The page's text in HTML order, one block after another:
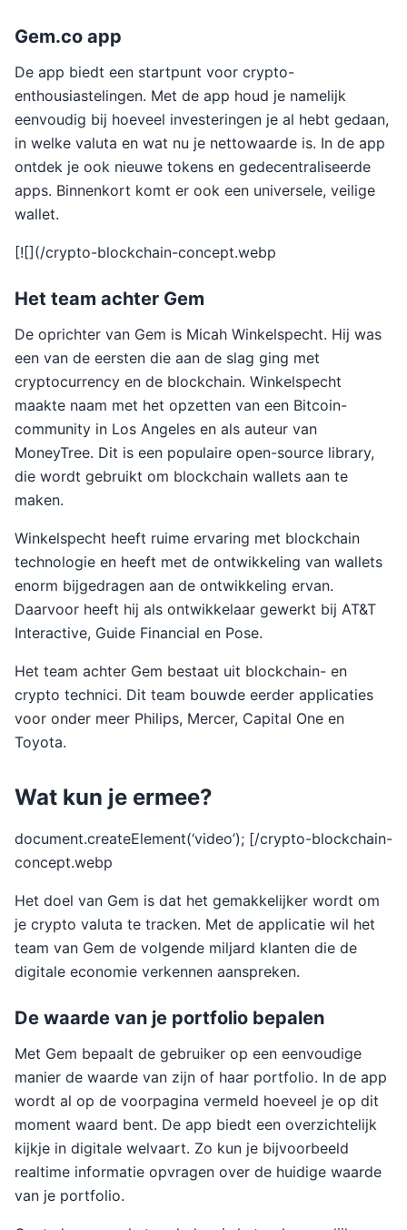
Gem.co app
De app biedt een startpunt voor crypto-
enthousiastelingen. Met de app houd je namelijk
eenvoudig bij hoeveel investeringen je al hebt gedaan,
in welke valuta en wat nu je nettowaarde is. In de app
ontdek je ook nieuwe tokens en gedecentraliseerde
apps. Binnenkort komt er ook een universele, veilige
wallet.
[![](/crypto-blockchain-concept.webp
Het team achter Gem
De oprichter van Gem is Micah Winkelspecht. Hij was
een van de eersten die aan de slag ging met
cryptocurrency en de blockchain. Winkelspecht
maakte naam met het opzetten van een Bitcoin-
community in Los Angeles en als auteur van
MoneyTree. Dit is een populaire open-source library,
die wordt gebruikt om blockchain wallets aan te
maken.
Winkelspecht heeft ruime ervaring met blockchain
technologie en heeft met de ontwikkeling van wallets
enorm bijgedragen aan de ontwikkeling ervan.
Daarvoor heeft hij als ontwikkelaar gewerkt bij AT&T
Interactive, Guide Financial en Pose.
Het team achter Gem bestaat uit blockchain- en
crypto technici. Dit team bouwde eerder applicaties
voor onder meer Philips, Mercer, Capital One en
Toyota.
Wat kun je ermee?
document.createElement(‘video’); [/crypto-blockchain-
concept.webp
Het doel van Gem is dat het gemakkelijker wordt om
je crypto valuta te tracken. Met de applicatie wil het
team van Gem de volgende miljard klanten die de
digitale economie verkennen aanspreken.
De waarde van je portfolio bepalen
Met Gem bepaalt de gebruiker op een eenvoudige
manier de waarde van zijn of haar portfolio. In de app
wordt al op de voorpagina vermeld hoeveel je op dit
moment waard bent. De app biedt een overzichtelijk
kijkje in digitale welvaart. Zo kun je bijvoorbeeld
realtime informatie opvragen over de huidige waarde
van je portfolio.